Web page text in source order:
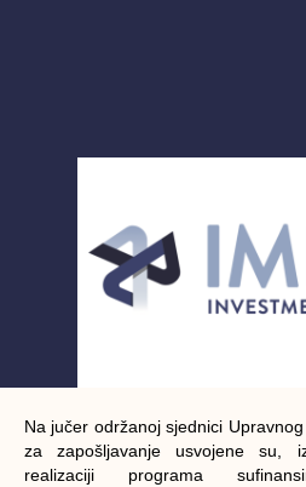
Na jučer održanoj sjednici
za zapošljavanje usvojene su,
realizaciji programa